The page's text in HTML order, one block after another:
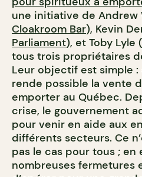
une initiative de Andrew
Cloakroom Bar), Kevin
Parliament), et Toby Lyle (
tous trois propriétaires
Leur objectif est simple
rende possible la vente
emporter au Québec.
crise, le gouvernement
pour venir en aide aux
différents secteurs. Ce
pas le cas pour tous ; en
nombreuses fermetures